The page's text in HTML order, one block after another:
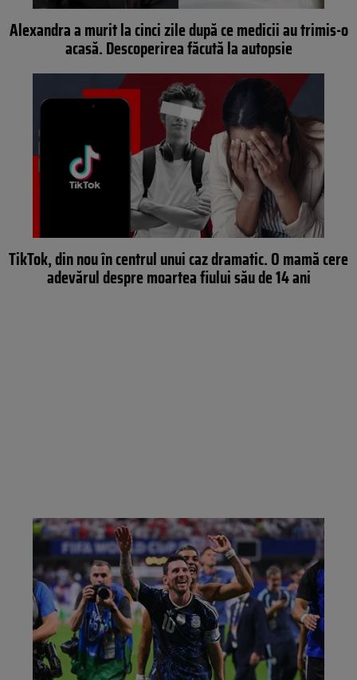
Alexandra a murit la cinci zile după ce medicii au trimis-o
acasă. Descoperirea făcută la autopsie
TikTok, din nou în centrul unui caz dramatic. O mamă cere
adevărul despre moartea fiului său de 14 ani